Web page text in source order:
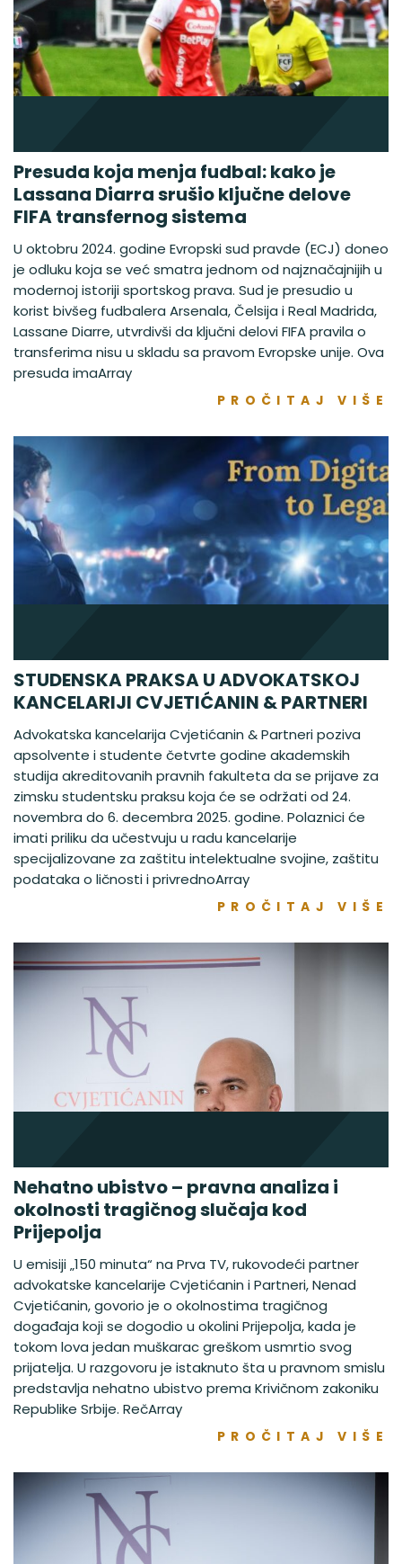
Presuda koja menja fudbal: kako je
Lassana Diarra srušio ključne delove
FIFA transfernog sistema
U oktobru 2024. godine Evropski sud pravde (ECJ) doneo
je odluku koja se već smatra jednom od najznačajnijih u
modernoj istoriji sportskog prava. Sud je presudio u
korist bivšeg fudbalera Arsenala, Čelsija i Real Madrida,
Lassane Diarre, utvrdivši da ključni delovi FIFA pravila o
transferima nisu u skladu sa pravom Evropske unije. Ova
presuda imaArray
PROČITAJ VIŠE
STUDENSKA PRAKSA U ADVOKATSKOJ
KANCELARIJI CVJETIĆANIN & PARTNERI
Advokatska kancelarija Cvjetićanin & Partneri poziva
apsolvente i studente četvrte godine akademskih
studija akreditovanih pravnih fakulteta da se prijave za
zimsku studentsku praksu koja će se održati od 24.
novembra do 6. decembra 2025. godine. Polaznici će
imati priliku da učestvuju u radu kancelarije
specijalizovane za zaštitu intelektualne svojine, zaštitu
podataka o ličnosti i privrednoArray
PROČITAJ VIŠE
Nehatno ubistvo – pravna analiza i
okolnosti tragičnog slučaja kod
Prijepolja
U emisiji „150 minuta“ na Prva TV, rukovodeći partner
advokatske kancelarije Cvjetićanin i Partneri, Nenad
Cvjetićanin, govorio je o okolnostima tragičnog
događaja koji se dogodio u okolini Prijepolja, kada je
tokom lova jedan muškarac greškom usmrtio svog
prijatelja. U razgovoru je istaknuto šta u pravnom smislu
predstavlja nehatno ubistvo prema Krivičnom zakoniku
Republike Srbije. RečArray
PROČITAJ VIŠE